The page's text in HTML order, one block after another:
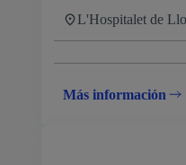
Más información